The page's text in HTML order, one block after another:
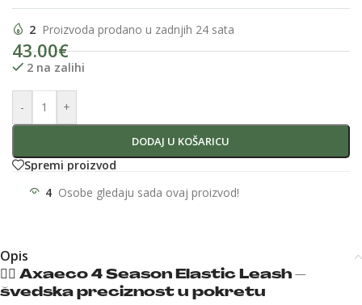
2 Proizvoda prodano u zadnjih 24 sata
43.00€
2 na zalihi
- +
DODAJ U KOŠARICU
Spremi proizvod
4 Osobe gledaju sada ovaj proizvod!
Opis
🏃‍♂️ Axaeco 4 Season Elastic Leash –
švedska preciznost u pokretu